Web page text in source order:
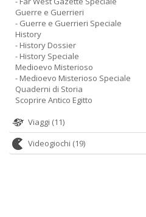
Guerre e Guerrieri
- Guerre e Guerrieri Speciale
History
- History Dossier
- History Speciale
Medioevo Misterioso
- Medioevo Misterioso Speciale
Quaderni di Storia
Scoprire Antico Egitto
Viaggi (11)
Videogiochi (19)